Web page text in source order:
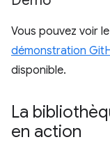
Vous pouvez voir
démonstration
disponible.
La
en action